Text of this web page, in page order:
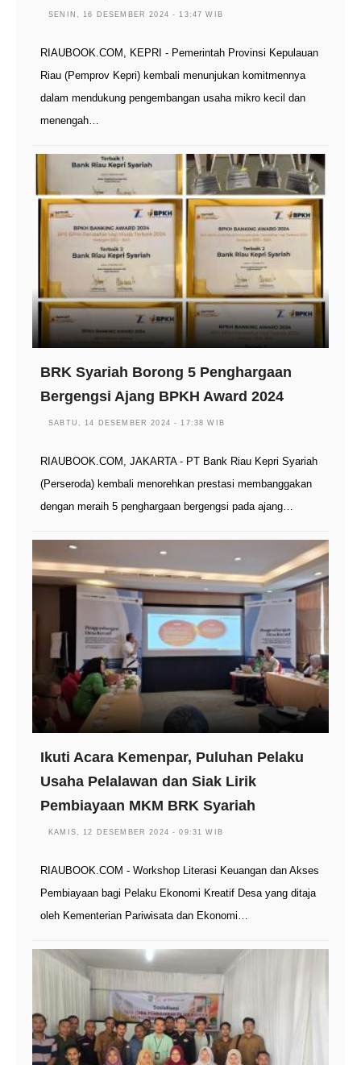
SENIN, 16 DESEMBER 2024 - 13:47 WIB
RIAUBOOK.COM, KEPRI - Pemerintah Provinsi Kepulauan
Riau (Pemprov Kepri) kembali menunjukan komitmennya
dalam mendukung pengembangan usaha mikro kecil dan
menengah…
BRK Syariah Borong 5 Penghargaan
Bergengsi Ajang BPKH Award 2024
SABTU, 14 DESEMBER 2024 - 17:38 WIB
RIAUBOOK.COM, JAKARTA - PT Bank Riau Kepri Syariah
(Perseroda) kembali menorehkan prestasi membanggakan
dengan meraih 5 penghargaan bergengsi pada ajang…
Ikuti Acara Kemenpar, Puluhan Pelaku
Usaha Pelalawan dan Siak Lirik
Pembiayaan MKM BRK Syariah
KAMIS, 12 DESEMBER 2024 - 09:31 WIB
RIAUBOOK.COM - Workshop Literasi Keuangan dan Akses
Pembiayaan bagi Pelaku Ekonomi Kreatif Desa yang ditaja
oleh Kementerian Pariwisata dan Ekonomi…